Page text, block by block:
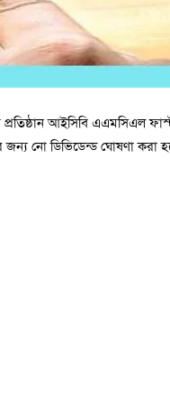
আইসিবি এএমসিএল
নো ডিভিডেন্ড ঘোষণা করা